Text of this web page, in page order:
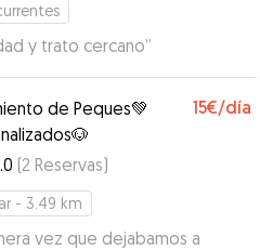
y trato cercano”
de Peques💚
15€/día
(2 Reservas)
- 3.49 km
vez que dejabamos a